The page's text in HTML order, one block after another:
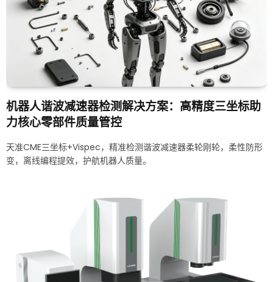
机器人谐波减速器检测解决方案：高精度三坐标助
力核心零部件质量管控
天准CME三坐标+Vispec，精准检测谐波减速器柔轮刚轮，柔性防形
变，离线编程提效，护航机器人质量。